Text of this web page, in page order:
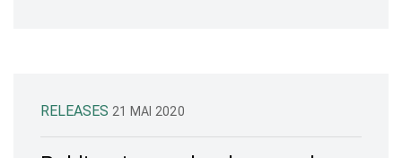
RELEASES 21 MAI 2020